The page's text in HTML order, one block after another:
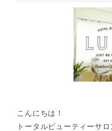
こんにちは！
トータルビューティーサ